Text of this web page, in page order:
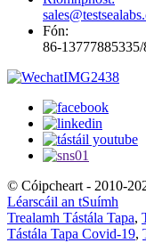
Fón:
86-
© Cóipcheart - 2010-
Léarscáil an tSuímh
Trealamh Tástála Tapa,
Tástála Tapa Covid-19,